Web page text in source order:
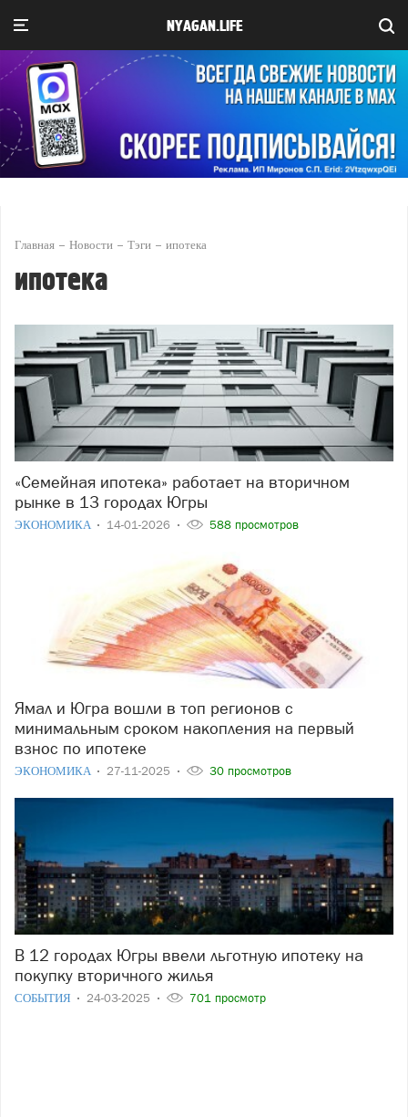
NYAGAN.LIFE
Главная Новости Тэги ипотека
ипотека
«Семейная ипотека» работает на вторичном
рынке в 13 городах Югры
ЭКОНОМИКА 14-01-2026 588 просмотров
Ямал и Югра вошли в топ регионов с
минимальным сроком накопления на первый
взнос по ипотеке
ЭКОНОМИКА 27-11-2025 30 просмотров
В 12 городах Югры ввели льготную ипотеку на
покупку вторичного жилья
СОБЫТИЯ 24-03-2025 701 просмотр